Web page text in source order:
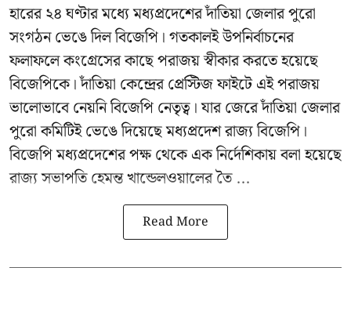
হারের ২৪ ঘণ্টার মধ্যে মধ্যপ্রদেশের দাঁতিয়া জেলার পুরো
সংগঠন ভেঙে দিল বিজেপি। গতকালই উপনির্বাচনের
ফলাফলে কংগ্রেসের কাছে পরাজয় স্বীকার করতে হয়েছে
বিজেপিকে। দাঁতিয়া কেন্দ্রের প্রেস্টিজ ফাইটে এই পরাজয়
ভালোভাবে নেয়নি বিজেপি নেতৃত্ব। যার জেরে দাঁতিয়া জেলার
পুরো কমিটিই ভেঙে দিয়েছে মধ্যপ্রদেশ রাজ্য বিজেপি।
বিজেপি মধ্যপ্রদেশের পক্ষ থেকে এক নির্দেশিকায় বলা হয়েছে
রাজ্য সভাপতি হেমন্ত খান্ডেলওয়ালের তৈ ...
Read More